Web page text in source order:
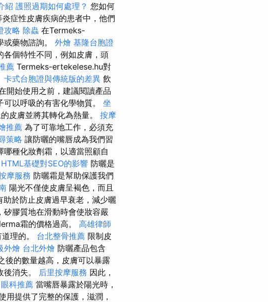
紹 護照過期如何處理？ 您如何
症性皮膚疾病的患者中，他們
攻略 除蟲 在Termeks-
藥物諮詢。 外燴 基隆台胞證
個特性不同，例如皮膚，頭
薦 Termeks-ertekelese.hu對
卡式台胞證與傳統版的差異 飲
開始使用之前，建議閱讀產品
以呼吸的有害化學物質。 坐
皮膚並將其轉化為熱量。 按摩
推薦 為了可靠地工作，必須充
策略 讓防曬的嘴唇成為我們習
種化妝劑霜，以適當照顧自
HTML基礎對SEO的影響 防曬是
摩服務 防曬霜是幫助保護我們
陽光不僅使皮膚呈褐色，而且
助於防止皮膚過早衰老，減少曬
膠質地在滑動時會使妝容嚴
霜的價格過高。 高雄律師
理的。 台北整骨推薦 限制皮
外燴 台北外燴 防曬產品包含
後的數量越高，皮膚可以暴露
消失。 后里按摩服務 因此，
眼科推薦 當嘴唇暴露於陽光時，
用提供了完整的保護，滋潤，